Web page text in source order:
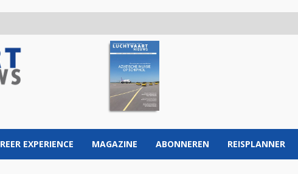
EXPERIENCE MAGAZINE ABONNEREN REISPLANNER